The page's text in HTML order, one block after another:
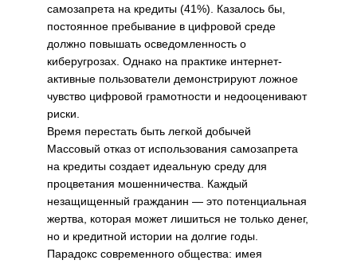
самозапрета на кредиты (41%). Казалось бы,
постоянное пребывание в цифровой среде
должно повышать осведомленность о
киберугрозах. Однако на практике интернет-
активные пользователи демонстрируют ложное
чувство цифровой грамотности и недооценивают
риски.
Время перестать быть легкой добычей
Массовый отказ от использования самозапрета
на кредиты создает идеальную среду для
процветания мошенничества. Каждый
незащищенный гражданин — это потенциальная
жертва, которая может лишиться не только денег,
но и кредитной истории на долгие годы.
Парадокс современного общества: имея